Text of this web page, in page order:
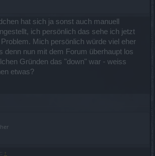
hat sich ja sonst auch manuell
ich persönlich das sehe ich jetzt
Mich persönlich würde viel eher
denn nun mit dem Forum überhaupt los
Gründen das "down" war - weiss
etwas?
↑